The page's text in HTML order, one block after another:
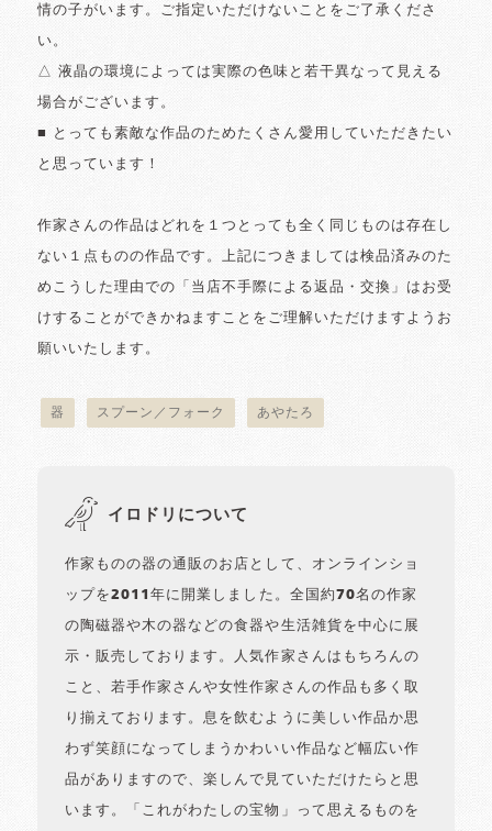
情の子がいます。ご指定いただけないことをご了承くださ
い。
△ 液晶の環境によっては実際の色味と若干異なって見える
場合がございます。
■ とっても素敵な作品のためたくさん愛用していただきたい
と思っています！
作家さんの作品はどれを１つとっても全く同じものは存在し
ない１点ものの作品です。上記につきましては検品済みのた
めこうした理由での「当店不手際による返品・交換」はお受
けすることができかねますことをご理解いただけますようお
願いいたします。
器 スプーン／フォーク あやたろ
イロドリについて
作家ものの器の通販のお店として、オンラインショ
ップを2011年に開業しました。全国約70名の作家
の陶磁器や木の器などの食器や生活雑貨を中心に展
示・販売しております。人気作家さんはもちろんの
こと、若手作家さんや女性作家さんの作品も多く取
り揃えております。息を飲むように美しい作品か思
わず笑顔になってしまうかわいい作品など幅広い作
品がありますので、楽しんで見ていただけたらと思
います。「これがわたしの宝物」って思えるものを